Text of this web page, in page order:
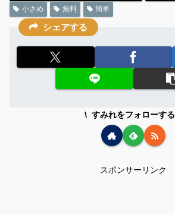
小さめ
無料 簡単
シェアする
すみれをフォローする
スポンサーリンク